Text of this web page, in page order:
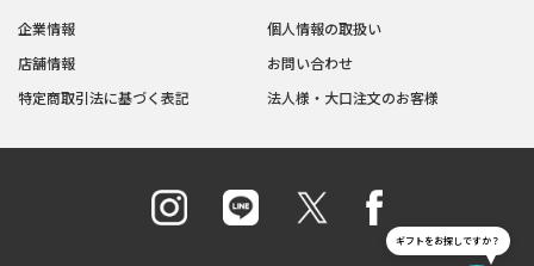
企業情報
店舗情報
特定商取引法に基づく表記
個人情報の取扱い
お問い合わせ
法人様・大口注文のお客様
ギフトをお探しですか？